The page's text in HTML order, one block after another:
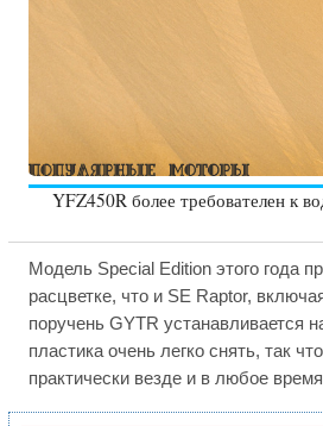
YFZ450R более требователен к
Модель Special Edition этого года
расцветке, что и SE Raptor,
поручень GYTR устанавливается
пластика очень легко снять, так
практически везде и в любое